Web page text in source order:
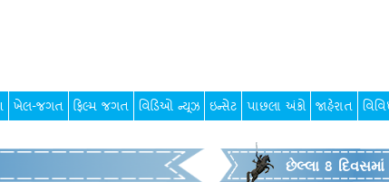
ખેલ-જગત ફિલ્મ જગત વિડિઓ ન્યૂઝ ઇન્સેટ પાછલા અંકો જાહેરાત
છેલ્લા 8